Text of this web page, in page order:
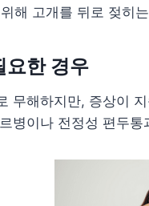
해 고개를 뒤로 젖히
요한 경우
무해하지만, 증상이
병이나 전정성 편두